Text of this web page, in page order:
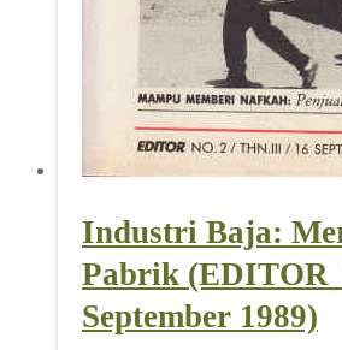
Industri Baja:
Pabrik
September 1989)